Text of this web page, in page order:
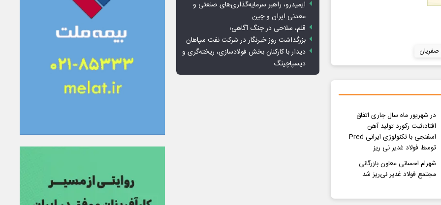
صفریان
در شهریور ماه سال جاری اتفاق
افتاد؛ثبت رکورد تولید آهن
اسفنجی با تکنولوژی ایرانی Pred
توسط فولاد غدیر نی ریز
شهرام احسانی معاون بازرگانی
مجتمع فولاد غدیر نی‌ریز شد
ایمیدرو، راهبر سرمایه‌گذاری‌های صنعتی و
معدنی ایران و چین
قلم، سلاحی در جنگ آگاهی؛
بزرگداشت روز خبرنگار در شرکت نفت سپاهان
دیدار با کارکنان بخش فولادسازی، ریخته‌گری و
دیسپاچینگ